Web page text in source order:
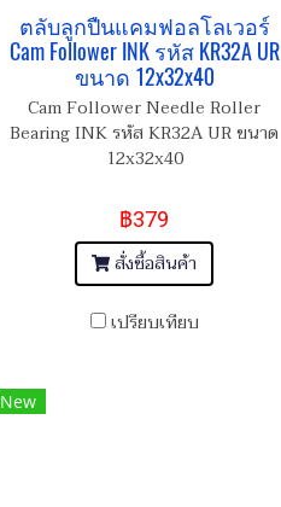
ตลับลูกปืนแคมฟอลโลเวอร์
Cam Follower INK รหัส KR32A UR
ขนาด 12x32x40
Cam Follower Needle Roller
Bearing INK รหัส KR32A UR ขนาด
12x32x40
฿379
สั่งซื้อสินค้า
เปรียบเทียบ
New